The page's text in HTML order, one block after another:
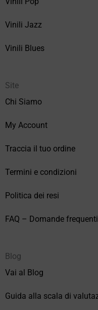
Vinili Jazz
Vinili Blues
Site
Chi Siamo
My Account
Traccia il tuo ordine
Termini e condizioni
Politica dei resi
FAQ – Domande frequenti
Blog
Vai al Blog
Guida alla scala di